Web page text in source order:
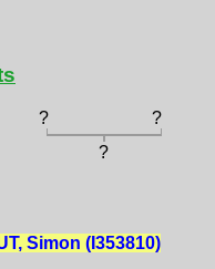
?
?
?
Simon (I353810)